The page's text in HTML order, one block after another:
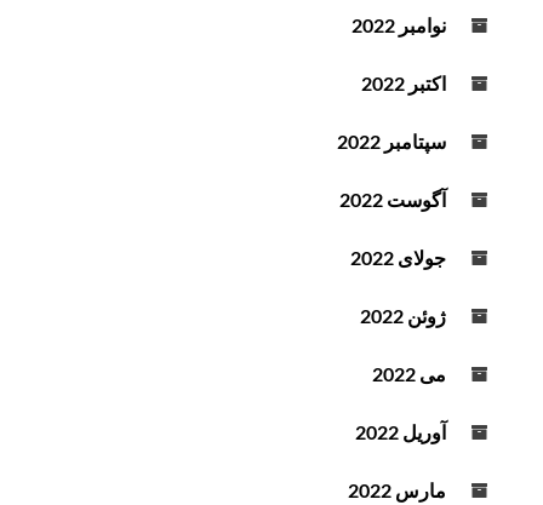
نوامبر 2022
اکتبر 2022
سپتامبر 2022
آگوست 2022
جولای 2022
ژوئن 2022
می 2022
آوریل 2022
مارس 2022